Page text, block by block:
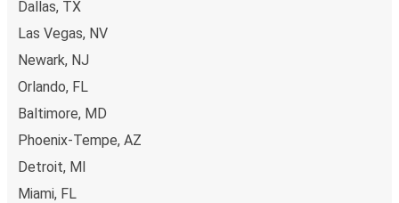
Dallas, TX
Las Vegas, NV
Newark, NJ
Orlando, FL
Baltimore, MD
Phoenix-Tempe, AZ
Detroit, MI
Miami, FL